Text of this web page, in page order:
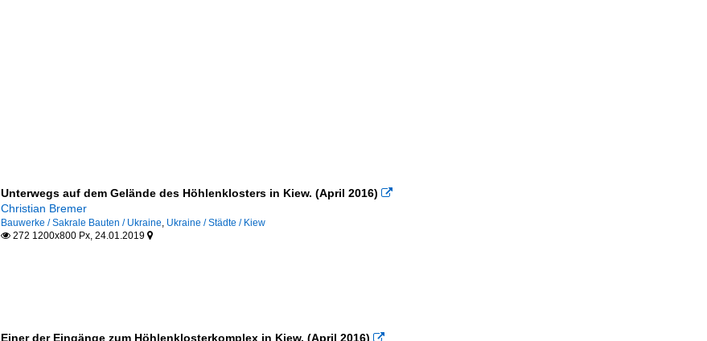
Unterwegs auf dem Gelände des Höhlenklosters in Kiew. (April 2016) 
Christian Bremer
Bauwerke / Sakrale Bauten / Ukraine Ukraine / Städte / Kiew
272 1200x800 Px, 24.01.2019 
Einer der Eingänge zum Höhlenklosterkomplex in Kiew. (April 2016) 